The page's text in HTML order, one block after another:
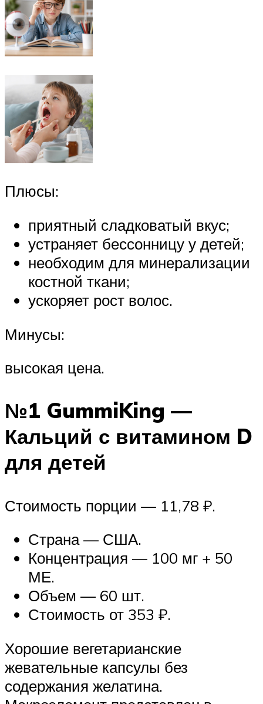
Плюсы:
приятный сладковатый вкус;
устраняет бессонницу у детей;
необходим для минерализации
костной ткани;
ускоряет рост волос.
Минусы:
высокая цена.
№1 GummiKing —
Кальций с витамином D
для детей
Стоимость порции — 11,78 ₽.
Страна — США.
Концентрация — 100 мг + 50
МЕ.
Объем — 60 шт.
Стоимость от 353 ₽.
Хорошие вегетарианские
жевательные капсулы без
содержания желатина.